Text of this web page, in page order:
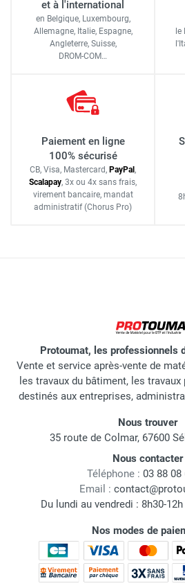
et à l'international
en Belgique, Luxembourg,
Allemagne, Italie, Espagne,
Angleterre, Suisse,
DROM-COM…
le
Paiement en ligne
100% sécurisé
CB, Visa, Mastercard, PayPal ,
Scalapay, 3x ou 4x sans frais,
virement bancaire, mandat
administratif (Chorus Pro)
Protoumat, les professionnels
Vente et service après-vente de
les travaux du bâtiment, les
destinés aux entreprises,
Nous trouver
35 route de Colmar, 67600
Nous contacter
Téléphone : 03 88 08
Email :
Du lundi au vendredi : 8h30-
Nos modes de